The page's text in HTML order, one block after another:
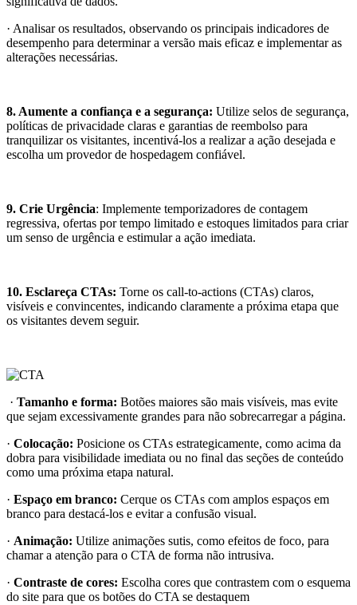
· Analisar os resultados, observando os principais indicadores de
desempenho para determinar a versão mais eficaz e implementar as
alterações necessárias.
8. Aumente a confiança e a segurança: Utilize selos de segurança,
políticas de privacidade claras e garantias de reembolso para
tranquilizar os visitantes, incentivá-los a realizar a ação desejada e
escolha um provedor de hospedagem confiável.
9. Crie Urgência: Implemente temporizadores de contagem
regressiva, ofertas por tempo limitado e estoques limitados para criar
um senso de urgência e estimular a ação imediata.
10. Esclareça CTAs: Torne os call-to-actions (CTAs) claros,
visíveis e convincentes, indicando claramente a próxima etapa que
os visitantes devem seguir.
· Tamanho e forma: Botões maiores são mais visíveis, mas evite
que sejam excessivamente grandes para não sobrecarregar a página.
· Colocação: Posicione os CTAs estrategicamente, como acima da
dobra para visibilidade imediata ou no final das seções de conteúdo
como uma próxima etapa natural.
· Espaço em branco: Cerque os CTAs com amplos espaços em
branco para destacá-los e evitar a confusão visual.
· Animação: Utilize animações sutis, como efeitos de foco, para
chamar a atenção para o CTA de forma não intrusiva.
· Contraste de cores: Escolha cores que contrastem com o esquema
do site para que os botões do CTA se destaquem